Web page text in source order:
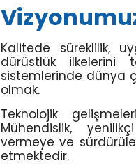
Kalitede süreklilik,
dürüstlük ilkelerini
sistemlerinde dünya
olmak.
Teknolojik
Mühendislik,
vermeye ve
etmektedir.